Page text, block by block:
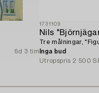
6d 3 tim
1731109
Nils
Tre målningar,
Inga bud
Utropspris 2 500